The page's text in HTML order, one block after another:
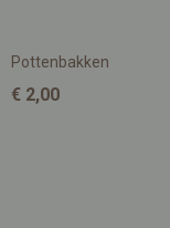
Pottenbakken
€ 2,00